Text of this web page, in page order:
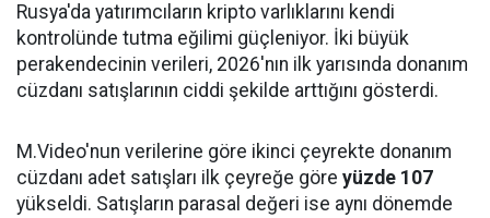
Rusya'da yatırımcıların kripto varlıklarını kendi
kontrolünde tutma eğilimi güçleniyor. İki büyük
perakendecinin verileri, 2026'nın ilk yarısında donanım
cüzdanı satışlarının ciddi şekilde arttığını gösterdi.
M.Video'nun verilerine göre ikinci çeyrekte donanım
cüzdanı adet satışları ilk çeyreğe göre yüzde 107
yükseldi. Satışların parasal değeri ise aynı dönemde